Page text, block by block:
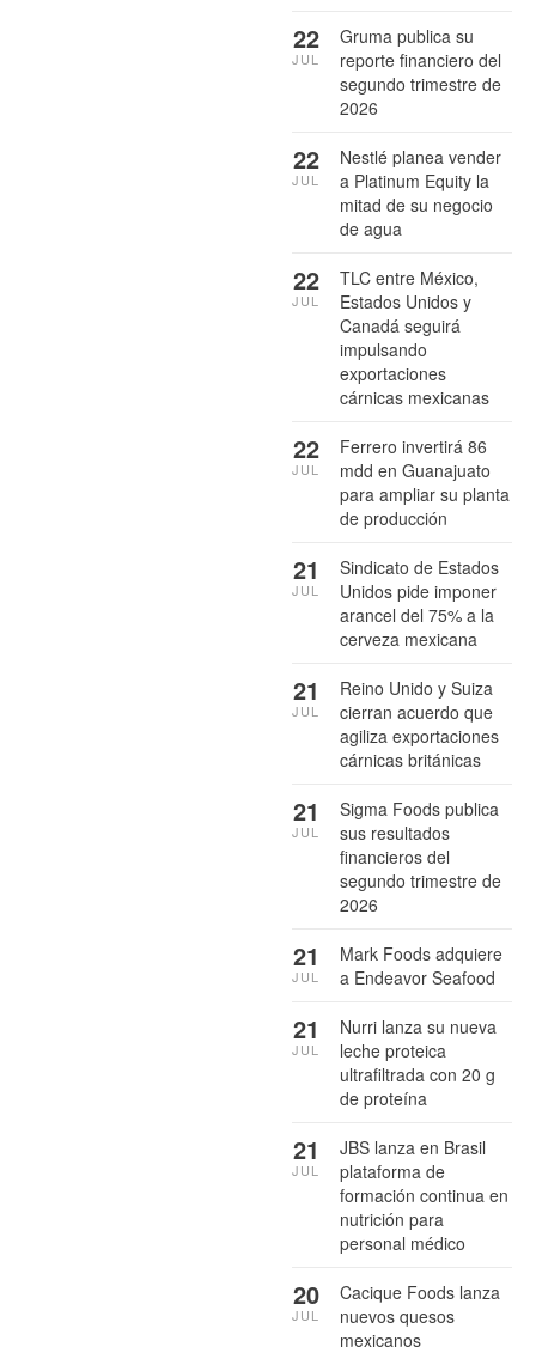
Gruma publica su
reporte financiero del
segundo trimestre de
2026
22
JUL
Nestlé planea vender
a Platinum Equity la
mitad de su negocio
de agua
22
JUL
TLC entre México,
Estados Unidos y
Canadá seguirá
impulsando
exportaciones
cárnicas mexicanas
22
JUL
Ferrero invertirá 86
mdd en Guanajuato
para ampliar su planta
de producción
22
JUL
Sindicato de Estados
Unidos pide imponer
arancel del 75% a la
cerveza mexicana
21
JUL
Reino Unido y Suiza
cierran acuerdo que
agiliza exportaciones
cárnicas británicas
21
JUL
Sigma Foods publica
sus resultados
financieros del
segundo trimestre de
2026
21
JUL
Mark Foods adquiere
a Endeavor Seafood
21
JUL
Nurri lanza su nueva
leche proteica
ultrafiltrada con 20 g
de proteína
21
JUL
JBS lanza en Brasil
plataforma de
formación continua en
nutrición para
personal médico
21
JUL
Cacique Foods lanza
nuevos quesos
mexicanos
20
JUL